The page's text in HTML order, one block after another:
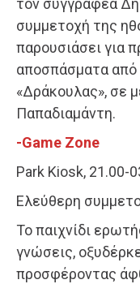
τον συγγραφέα
συμμετοχή της
παρουσιάσει για
αποσπάσματα
«Δράκουλας», σε
Παπαδιαμάντη.
-Game Zone
Park Kiosk, 21.00-
Ελεύθερη
Το παιχνίδι
γνώσεις,
προσφέροντας